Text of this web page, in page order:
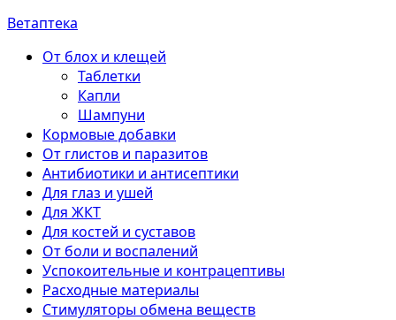
Ветаптека
От блох и клещей
Таблетки
Капли
Шампуни
Кормовые добавки
От глистов и паразитов
Антибиотики и антисептики
Для глаз и ушей
Для ЖКТ
Для костей и суставов
От боли и воспалений
Успокоительные и контрацептивы
Расходные материалы
Стимуляторы обмена веществ